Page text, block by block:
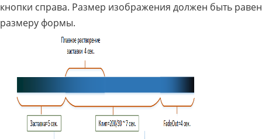
кнопки справа. Размер изображения должен быть равен
размеру формы.